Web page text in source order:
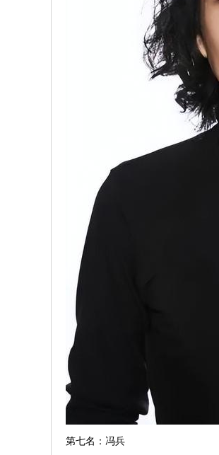
第七名：冯兵